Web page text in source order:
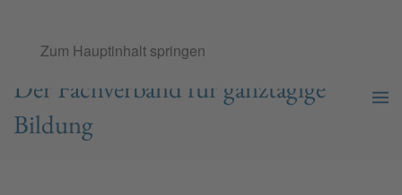
Zum Hauptinhalt springen
Ganztags­schul­verband e.V.
Der Fachverband für ganztägige
Bildung